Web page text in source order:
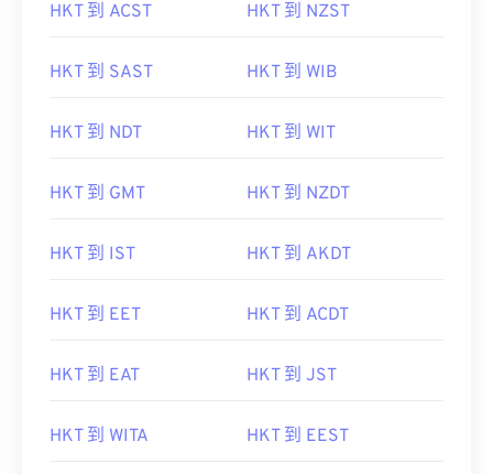
HKT 到 ACST HKT 到 NZST
HKT 到 SAST HKT 到 WIB
HKT 到 NDT HKT 到 WIT
HKT 到 GMT HKT 到 NZDT
HKT 到 IST HKT 到 AKDT
HKT 到 EET HKT 到 ACDT
HKT 到 EAT HKT 到 JST
HKT 到 WITA HKT 到 EEST